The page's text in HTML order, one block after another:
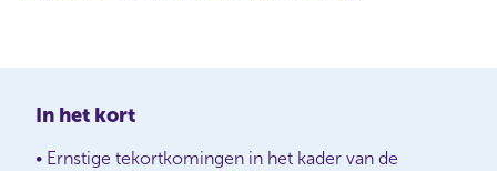
In het kort
• Ernstige tekortkomingen in het kader van de